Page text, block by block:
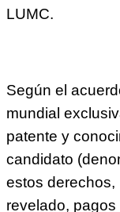
LUMC.
Según el
mundial
patente y
candidato
estos derechos,
revelado,